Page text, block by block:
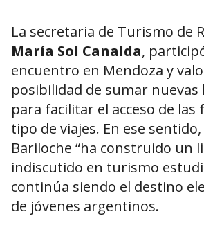
La secretaria de Turismo de
María Sol Canalda,
encuentro en Mendoza y
posibilidad de sumar
para facilitar el acceso de las
tipo de viajes. En ese
Bariloche “ha construido un
indiscutido en turismo
continúa siendo el destino
de jóvenes argentinos.